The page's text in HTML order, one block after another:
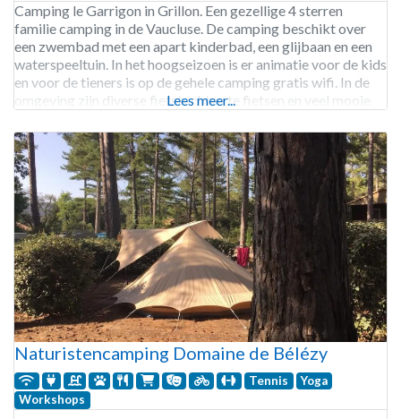
Camping le Garrigon in Grillon. Een gezellige 4 sterren
familie camping in de Vaucluse. De camping beschikt over
een zwembad met een apart kinderbad, een glijbaan en een
waterspeeltuin. In het hoogseizoen is er animatie voor de kids
en voor de tieners is op de gehele camping gratis wifi. In de
omgeving zijn diverse fietstochten te fietsen en veel mooie
Lees meer...
Naturistencamping Domaine de Bélézy
Tennis
Yoga
Workshops